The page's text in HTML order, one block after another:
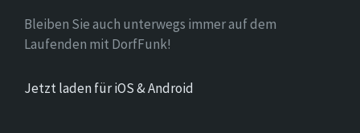
Bleiben Sie auch unterwegs immer auf dem
Laufenden mit DorfFunk!
Jetzt laden für iOS & Android